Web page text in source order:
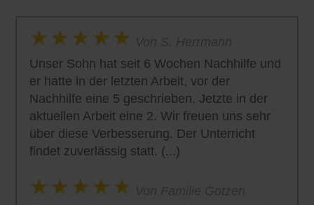
Unser Sohn hat seit 6 Wochen Nachhilfe und
er hatte in der letzten Arbeit, vor der
Nachhilfe eine 5 geschrieben. Jetzte in der
aktuellen Arbeit eine 2. Wir freuen uns sehr
über diese Verbesserung. Der Unterricht
findet zuverlässig statt. (...)